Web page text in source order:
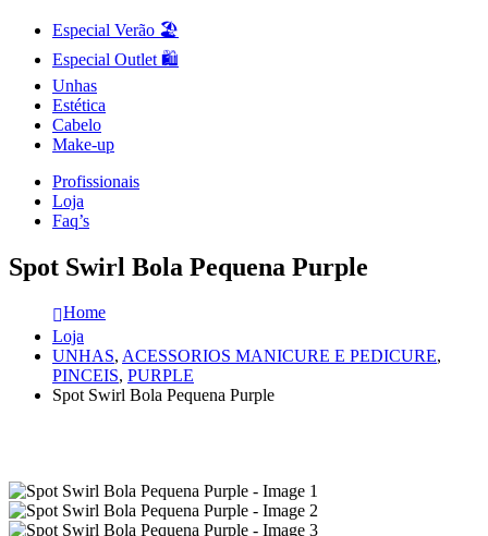
Especial Verão 🏖️
Especial Outlet 🛍️
Unhas
Estética
Cabelo
Make-up
Profissionais
Loja
Faq’s
Spot Swirl Bola Pequena Purple
Home
Loja
UNHAS, ACESSORIOS MANICURE E PEDICURE,
PINCEIS, PURPLE
Spot Swirl Bola Pequena Purple